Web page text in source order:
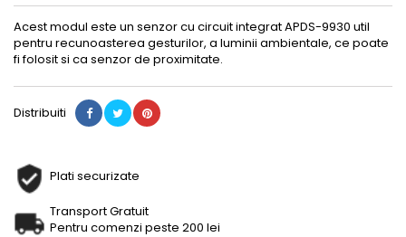
Acest modul este un senzor cu circuit integrat APDS-9930 util
pentru recunoasterea gesturilor, a luminii ambientale, ce poate
fi folosit si ca senzor de proximitate.
Distribuiti
Plati securizate
Transport Gratuit
Pentru comenzi peste 200 lei